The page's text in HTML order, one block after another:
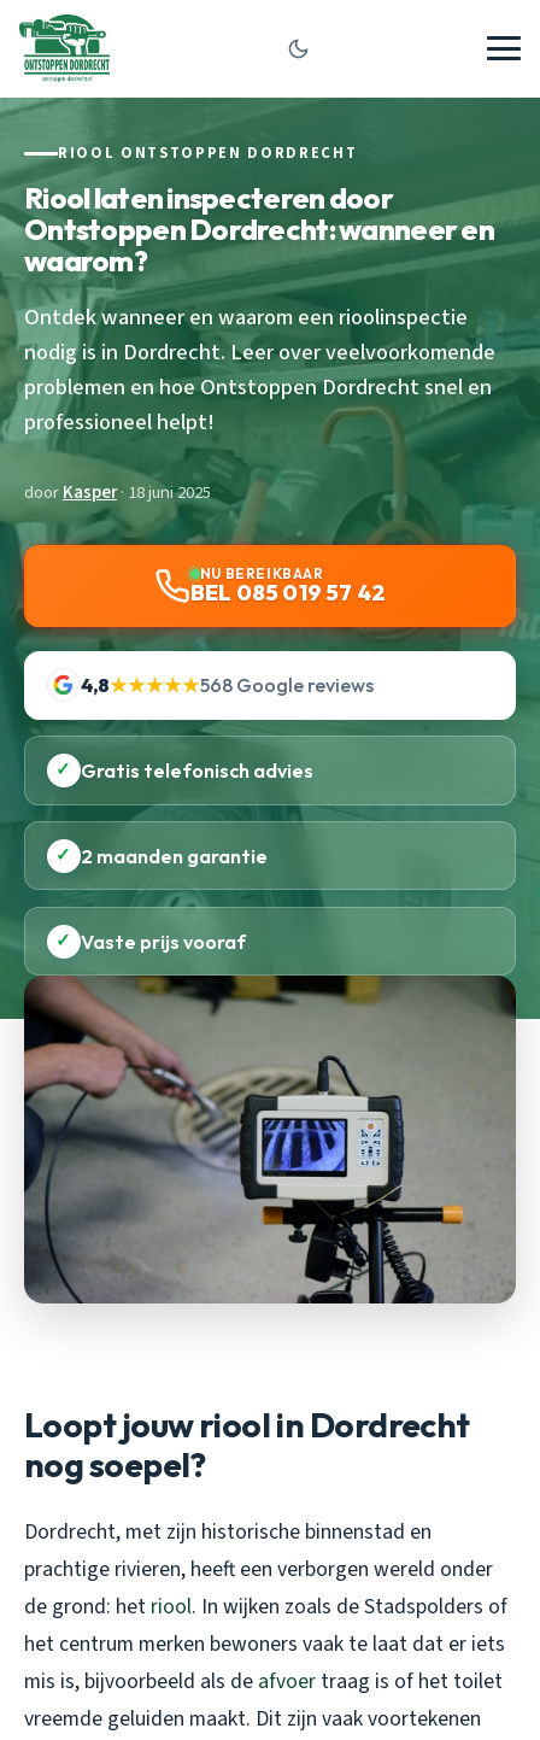
RIOOL ONTSTOPPEN DORDRECHT
Riool laten inspecteren door
Ontstoppen Dordrecht: wanneer en
waarom?
Ontdek wanneer en waarom een rioolinspectie
nodig is in Dordrecht. Leer over veelvoorkomende
problemen en hoe Ontstoppen Dordrecht snel en
professioneel helpt!
doorKasper· 18 juni 2025
NU BEREIKBAAR
BEL 085 019 57 42
4,8★★★★★568 Google reviews
✓ Gratis telefonisch advies
✓ 2 maanden garantie
✓ Vaste prijs vooraf
Loopt jouw riool in Dordrecht
nog soepel?
Dordrecht, met zijn historische binnenstad en
prachtige rivieren, heeft een verborgen wereld onder
de grond: het riool. In wijken zoals de Stadspolders of
het centrum merken bewoners vaak te laat dat er iets
mis is, bijvoorbeeld als de afvoer traag is of het toilet
vreemde geluiden maakt. Dit zijn vaak voortekenen